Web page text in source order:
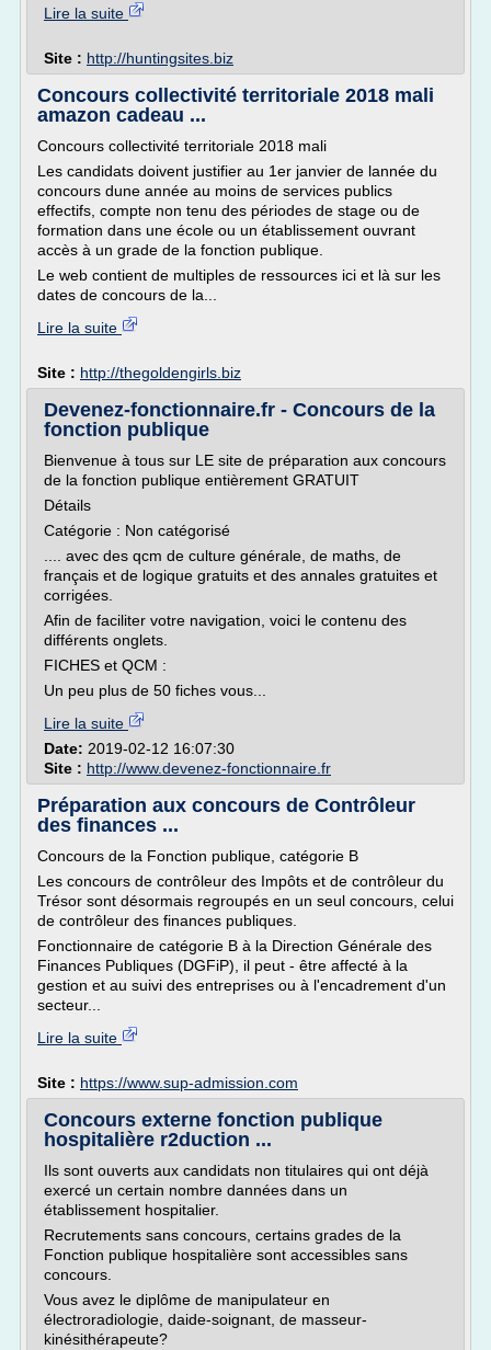
Lire la suite
Site : http://huntingsites.biz
Concours collectivité territoriale 2018 mali
amazon cadeau ...
Concours collectivité territoriale 2018 mali
Les candidats doivent justifier au 1er janvier de lannée du
concours dune année au moins de services publics
effectifs, compte non tenu des périodes de stage ou de
formation dans une école ou un établissement ouvrant
accès à un grade de la fonction publique.
Le web contient de multiples de ressources ici et là sur les
dates de concours de la...
Lire la suite
Site : http://thegoldengirls.biz
Devenez-fonctionnaire.fr - Concours de la
fonction publique
Bienvenue à tous sur LE site de préparation aux concours
de la fonction publique entièrement GRATUIT
Détails
Catégorie : Non catégorisé
.... avec des qcm de culture générale, de maths, de
français et de logique gratuits et des annales gratuites et
corrigées.
Afin de faciliter votre navigation, voici le contenu des
différents onglets.
FICHES et QCM :
Un peu plus de 50 fiches vous...
Lire la suite
Date: 2019-02-12 16:07:30
Site : http://www.devenez-fonctionnaire.fr
Préparation aux concours de Contrôleur
des finances ...
Concours de la Fonction publique, catégorie B
Les concours de contrôleur des Impôts et de contrôleur du
Trésor sont désormais regroupés en un seul concours, celui
de contrôleur des finances publiques.
Fonctionnaire de catégorie B à la Direction Générale des
Finances Publiques (DGFiP), il peut - être affecté à la
gestion et au suivi des entreprises ou à l'encadrement d'un
secteur...
Lire la suite
Site : https://www.sup-admission.com
Concours externe fonction publique
hospitalière r2duction ...
Ils sont ouverts aux candidats non titulaires qui ont déjà
exercé un certain nombre dannées dans un
établissement hospitalier.
Recrutements sans concours, certains grades de la
Fonction publique hospitalière sont accessibles sans
concours.
Vous avez le diplôme de manipulateur en
électroradiologie, daide-soignant, de masseur-
kinésithérapeute?